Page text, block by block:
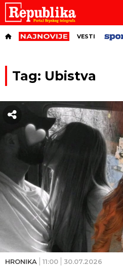
VESTI
Tag: Ubistva
HRONIKA 11:00 30.07.2026